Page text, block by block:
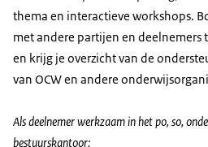
thema en interactieve workshops.
met andere partijen en deelnemers
en krijg je overzicht van de
van OCW en andere
Als deelnemer werkzaam in het po, so,
bestuurskantoor: